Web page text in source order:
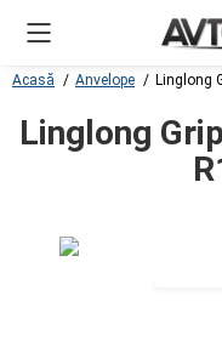
Acasă Anvelope Linglong
Linglong